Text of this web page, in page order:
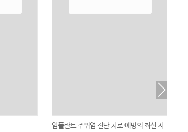
임플란트 주위염 진단 치료 예방의 최신 지